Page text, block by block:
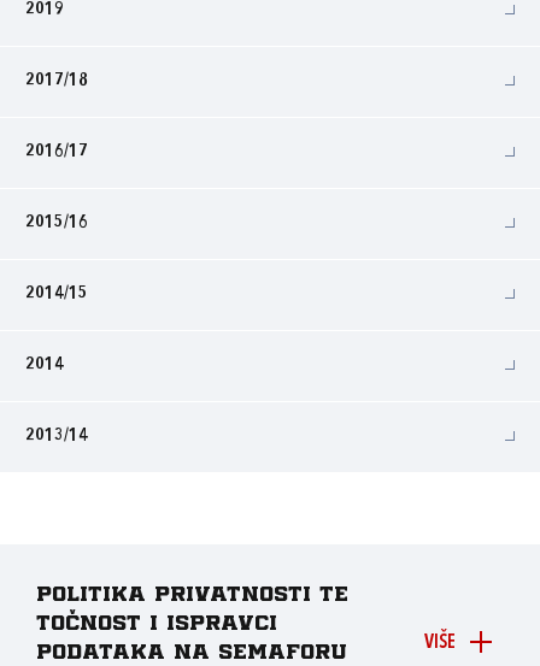
2019
2017/18
2016/17
2015/16
2014/15
2014
2013/14
VIŠE
Politika privatnosti te
točnost i ispravci
podataka na Semaforu